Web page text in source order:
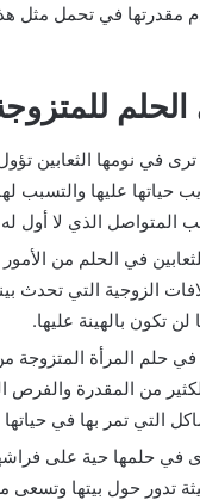
مقدرتها في تحمل مثل
الحلم
في نومها الثعابين
حياتها عليها والتسبب
المتواصل الذي لا أول
في الحلم من
الزوجية التي تحدث
لن تكون بالهينة عليها.
في حلم المرأة المتزوجة
من المقدرة
التي تمر بها في
في حلمها حية على
تدور حول بيتها وتسعى